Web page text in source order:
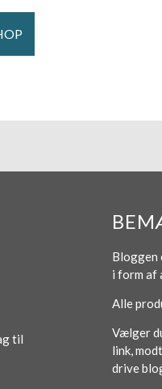
til
Bloggen
i form af
Alle
Vælger
link,
drive